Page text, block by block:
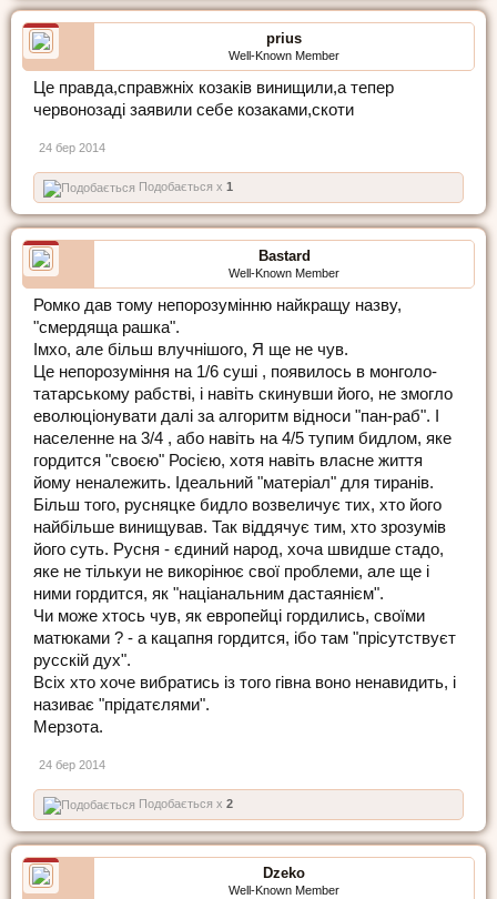
prius
Well-Known Member
Це правда,справжніх козаків винищили,а тепер
червонозаді заявили себе козаками,скоти
24 бер 2014
Подобається x 1
Bastard
Well-Known Member
Ромко дав тому непорозумінню найкращу назву,
"смердяща рашка".
Імхо, але більш влучнішого, Я ще не чув.
Це непорозуміння на 1/6 суші , появилось в монголо-
татарському рабстві, і навіть скинувши його, не змогло
еволюціонувати далі за алгоритм відноси "пан-раб". І
населенне на 3/4 , або навіть на 4/5 тупим бидлом, яке
гордится "своєю" Росією, хотя навіть власне життя
йому неналежить. Ідеальний "матеріал" для тиранів.
Більш того, русняцке бидло возвеличує тих, хто його
найбільше винищував. Так віддячує тим, хто зрозумів
його суть. Русня - єдиний народ, хоча швидше стадо,
яке не тількуи не викорінює свої проблеми, але ще і
ними гордится, як "націанальним дастаянієм".
Чи може хтось чув, як европейці гордились, своїми
матюками ? - а кацапня гордится, ібо там "прісутствуєт
русскій дух".
Всіх хто хоче вибратись із того гівна воно ненавидить, і
називає "прідатєлями".
Мерзота.
24 бер 2014
Подобається x 2
Dzeko
Well-Known Member